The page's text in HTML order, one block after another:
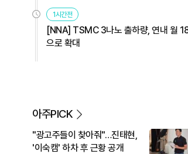
1시간전
[NNA] TSMC 3나노 출하량, 연내 월
으로 확대
아주PICK
"광고주들이 찾아줘"…진태현,
'이숙캠' 하차 후 근황 공개